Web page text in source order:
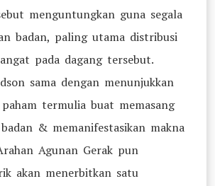
menguntungkan guna segala
badan, paling utama distribusi
pada dagang tersebut.
sama dengan menunjukkan
termulia buat memasang
& memanifestasikan makna
Agunan Gerak pun
akan menerbitkan satu